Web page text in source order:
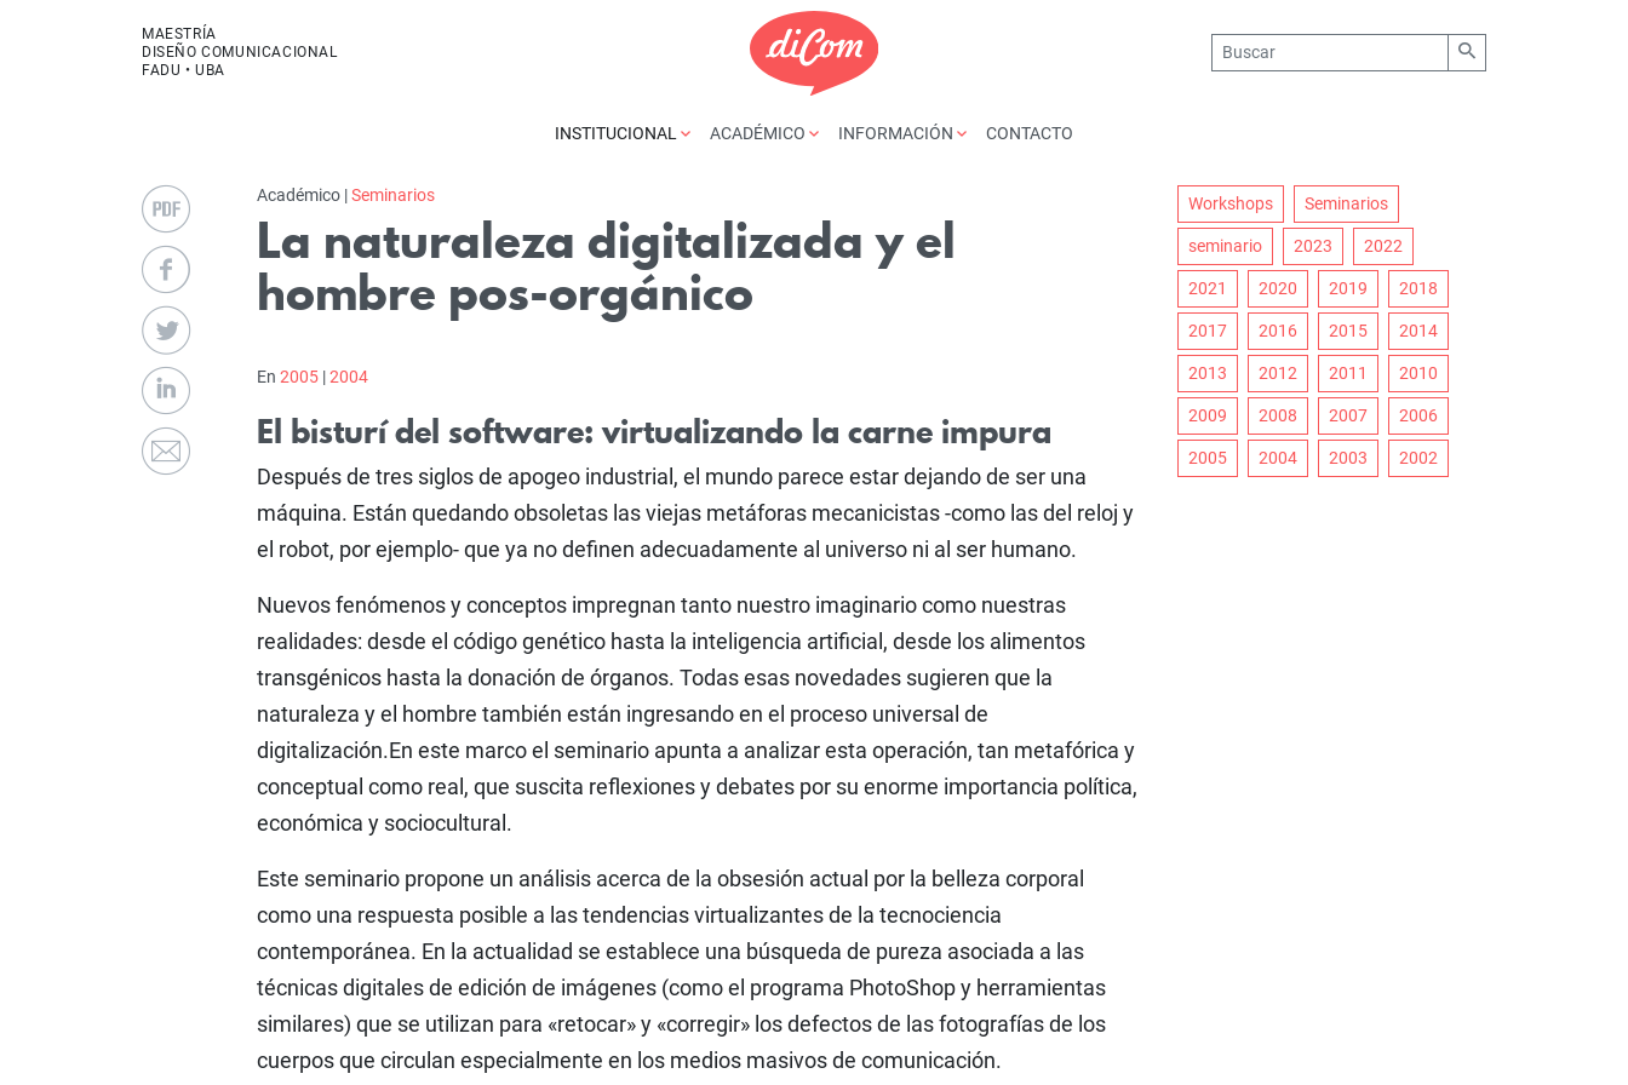
MAESTRÍA
DISEÑO COMUNICACIONAL
FADU • UBA
INSTITUCIONAL ACADÉMICO INFORMACIÓN CONTACTO
Académico |Seminarios
La naturaleza digitalizada y el
hombre pos-orgánico
En 2005|2004
El bisturí del software: virtualizando la carne impura
Después de tres siglos de apogeo industrial, el mundo parece estar dejando de ser una
máquina. Están quedando obsoletas las viejas metáforas mecanicistas -como las del reloj y
el robot, por ejemplo- que ya no definen adecuadamente al universo ni al ser humano.
Nuevos fenómenos y conceptos impregnan tanto nuestro imaginario como nuestras
realidades: desde el código genético hasta la inteligencia artificial, desde los alimentos
transgénicos hasta la donación de órganos. Todas esas novedades sugieren que la
naturaleza y el hombre también están ingresando en el proceso universal de
digitalización.En este marco el seminario apunta a analizar esta operación, tan metafórica y
conceptual como real, que suscita reflexiones y debates por su enorme importancia política,
económica y sociocultural.
Este seminario propone un análisis acerca de la obsesión actual por la belleza corporal
como una respuesta posible a las tendencias virtualizantes de la tecnociencia
contemporánea. En la actualidad se establece una búsqueda de pureza asociada a las
técnicas digitales de edición de imágenes (como el programa PhotoShop y herramientas
similares) que se utilizan para «retocar» y «corregir» los defectos de las fotografías de los
cuerpos que circulan especialmente en los medios masivos de comunicación.
Workshops Seminarios
seminario 2023 2022
2021 2020 2019 2018
2017 2016 2015 2014
2013 2012 2011 2010
2009 2008 2007 2006
2005 2004 2003 2002